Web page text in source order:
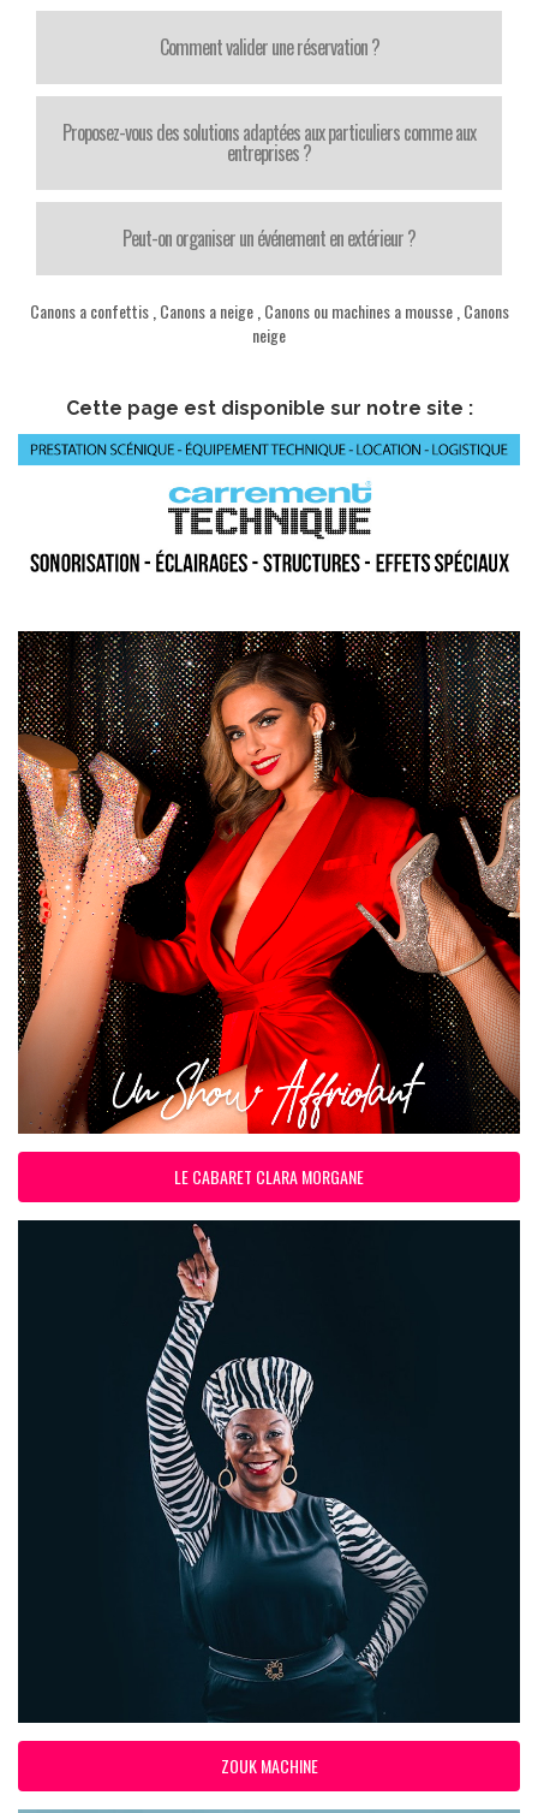
Comment valider une réservation ?
Proposez-vous des solutions adaptées aux particuliers comme aux
entreprises ?
Peut-on organiser un événement en extérieur ?
Canons a confettis, Canons a neige, Canons ou machines a mousse, Canons
neige
Cette page est disponible sur notre site :
LE CABARET CLARA MORGANE
ZOUK MACHINE